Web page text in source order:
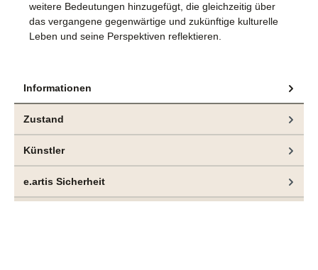
weitere Bedeutungen hinzugefügt, die gleichzeitig über
das vergangene gegenwärtige und zukünftige kulturelle
Leben und seine Perspektiven reflektieren.
Informationen
Zustand
Künstler
e.artis Sicherheit